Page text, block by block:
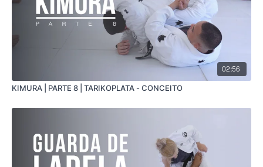
02:56
KIMURA | PARTE 8 | TARIKOPLATA - CONCEITO